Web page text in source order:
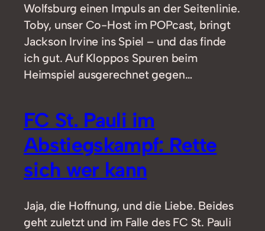
Wolfsburg einen Impuls an der Seitenlinie.
Toby, unser Co-Host im POPcast, bringt
Jackson Irvine ins Spiel – und das finde
ich gut. Auf Kloppos Spuren beim
Heimspiel ausgerechnet gegen…
FC St. Pauli im
Abstiegskampf: Rette
sich wer kann
Jaja, die Hoffnung, und die Liebe. Beides
geht zuletzt und im Falle des FC St. Pauli